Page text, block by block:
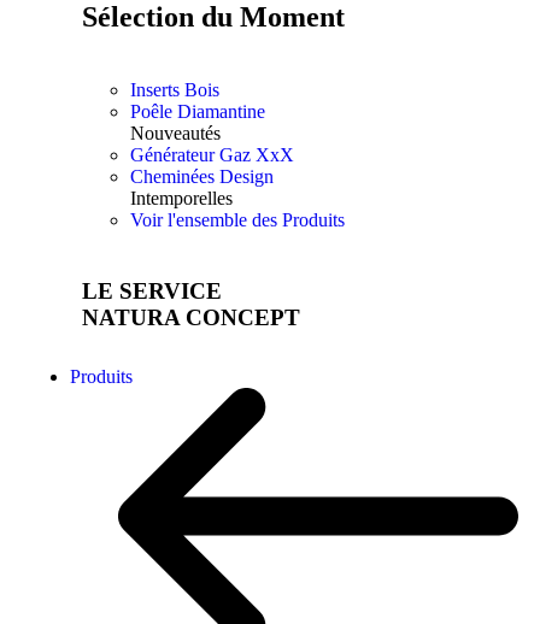
Sélection du Moment
Inserts Bois
Poêle Diamantine
Nouveautés
Générateur Gaz XxX
Cheminées Design
Intemporelles
Voir l'ensemble des Produits
LE SERVICE
NATURA CONCEPT
Produits